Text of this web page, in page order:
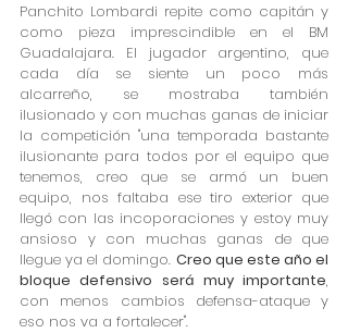
Panchito Lombardi repite como capitán y
como pieza imprescindible en el BM
Guadalajara. El jugador argentino, que
cada día se siente un poco más
alcarreño, se mostraba también
ilusionado y con muchas ganas de iniciar
la competición "una temporada bastante
ilusionante para todos por el equipo que
tenemos, creo que se armó un buen
equipo, nos faltaba ese tiro exterior que
llegó con las incoporaciones y estoy muy
ansioso y con muchas ganas de que
llegue ya el domingo. Creo que este año el
bloque defensivo será muy importante,
con menos cambios defensa-ataque y
eso nos va a fortalecer".